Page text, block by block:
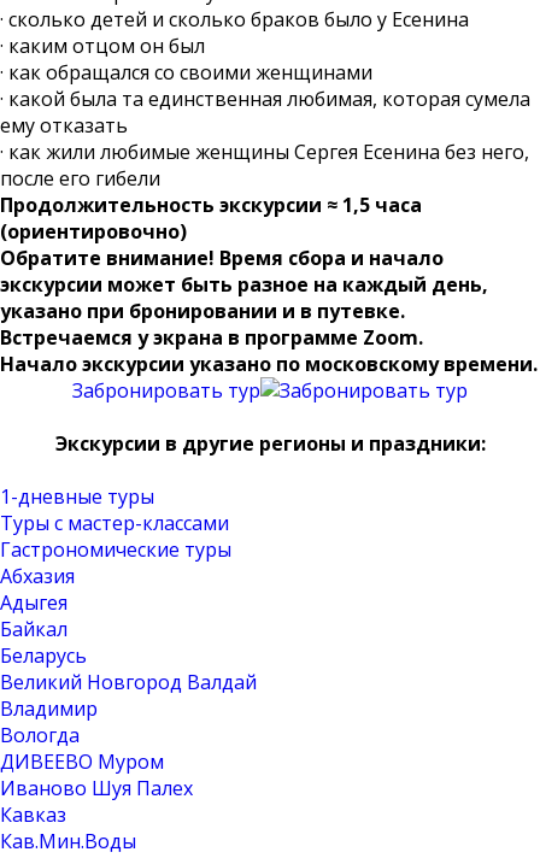
· сколько детей и сколько браков было у Есенина
· каким отцом он был
· как обращался со своими женщинами
· какой была та единственная любимая, которая сумела
ему отказать
· как жили любимые женщины Сергея Есенина без него,
после его гибели
Продолжительность экскурсии ≈ 1,5 часа
(ориентировочно)
Обратите внимание! Время сбора и начало
экскурсии может быть разное на каждый день,
указано при бронировании и в путевке.
Встречаемся у экрана в программе Zoom.
Начало экскурсии указано по московскому времени.
Забронировать тур
Экскурсии в другие регионы и праздники:
1-дневные туры
Туры с мастер-классами
Гастрономические туры
Абхазия
Адыгея
Байкал
Беларусь
Великий Новгород Валдай
Владимир
Вологда
ДИВЕЕВО Муром
Иваново Шуя Палех
Кавказ
Кав.Мин.Воды